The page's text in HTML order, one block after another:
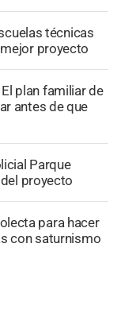
técnicas
proyecto
El plan familiar de
antes de que
Parque
proyecto
para hacer
con saturnismo